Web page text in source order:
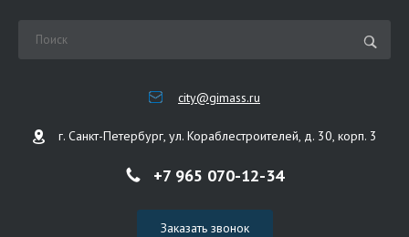
city@gimass.ru
г. Санкт-Петербург, ул. Кораблестроителей, д. 30, корп. 3
+7 965 070-12-34
Заказать звонок